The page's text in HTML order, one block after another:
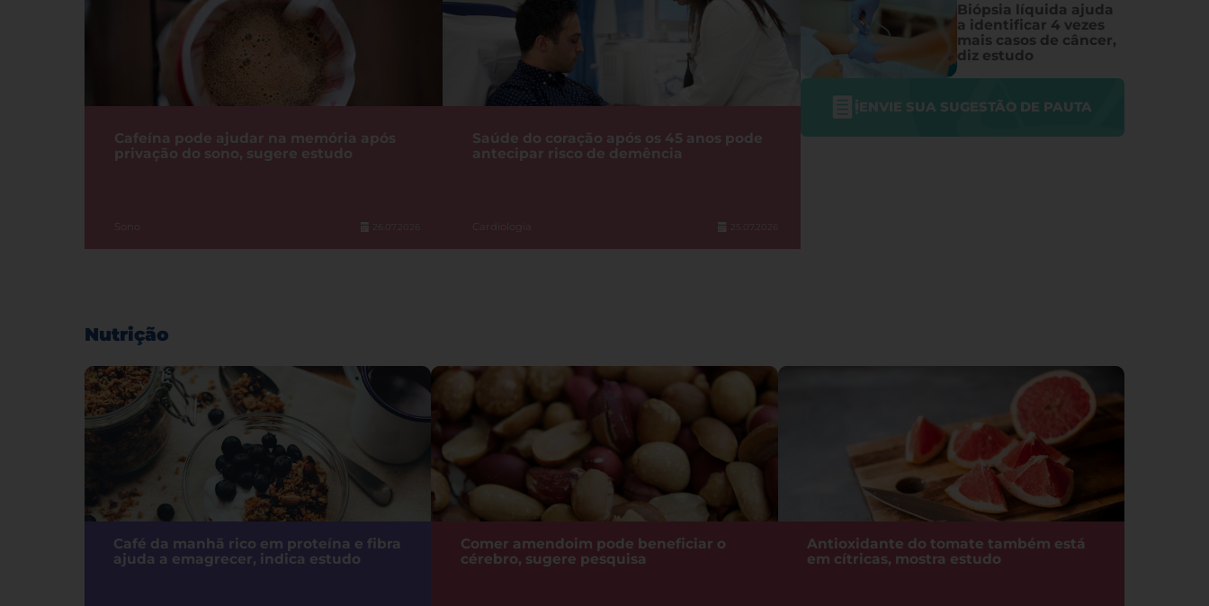
Cafeína pode ajudar na memória após
privação do sono, sugere estudo
Sono 26.07.2026
Saúde do coração após os 45 anos pode
antecipar risco de demência
Cardiologia 25.07.2026
Biópsia líquida ajuda
a identificar 4 vezes
mais casos de câncer,
diz estudo
ENVIE SUA SUGESTÃO DE PAUTA
Nutrição
Café da manhã rico em proteína e fibra
ajuda a emagrecer, indica estudo
Comer amendoim pode beneficiar o
cérebro, sugere pesquisa
Antioxidante do tomate também está
em cítricas, mostra estudo